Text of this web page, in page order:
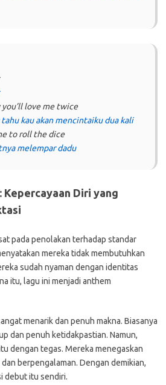
love me twice
kau akan mencintaiku dua kali
to roll the dice
melempar dadu
Kepercayaan Diri yang
pada penolakan terhadap standar
mereka tidak membutuhkan
sudah nyaman dengan identitas
itu, lagu ini menjadi anthem
menarik dan penuh makna. Biasanya
dan penuh ketidakpastian. Namun,
dengan tegas. Mereka menegaskan
berpengalaman. Dengan demikian,
debut itu sendiri.